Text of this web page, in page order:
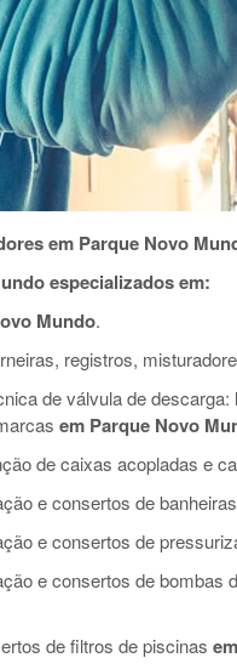
em Parque Novo
especializados em:
Mundo.
registros,
de válvula de
em Parque Novo
de caixas acopladas e
e consertos de
e consertos de
e consertos de bombas
de filtros de piscinas